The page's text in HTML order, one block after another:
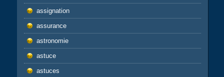
assignation
assurance
astronomie
astuce
astuces